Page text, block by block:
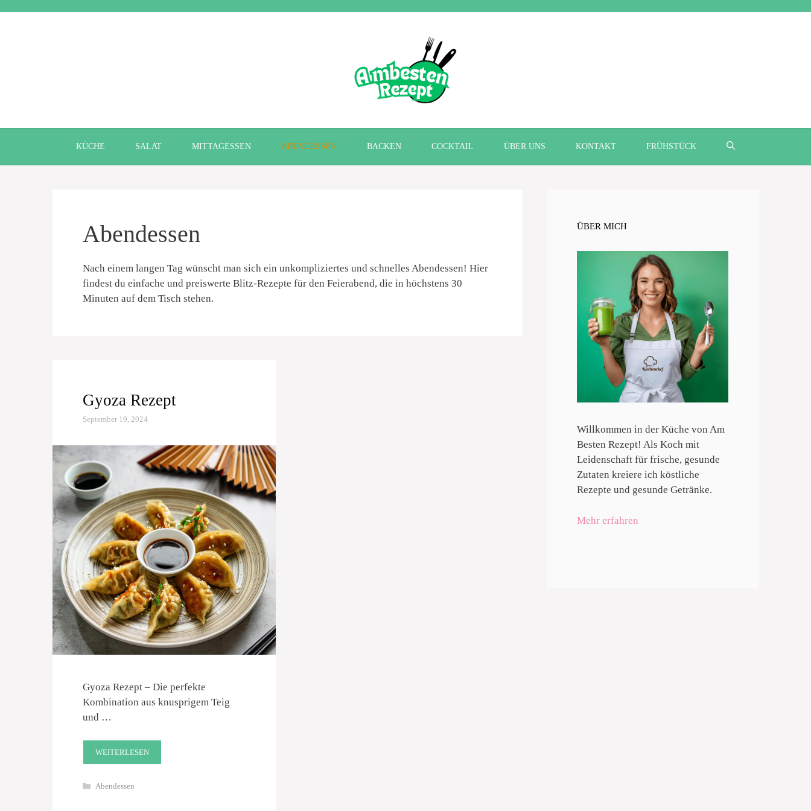
KÜCHE SALAT MITTAGESSEN ABENDESSEN BACKEN COCKTAIL ÜBER UNS KONTAKT FRÜHSTÜCK
Abendessen
Nach einem langen Tag wünscht man sich ein unkompliziertes und schnelles Abendessen! Hier
findest du einfache und preiswerte Blitz-Rezepte für den Feierabend, die in höchstens 30
Minuten auf dem Tisch stehen.
Gyoza Rezept
September 19, 2024
Gyoza Rezept – Die perfekte
Kombination aus knusprigem Teig
und …
WEITERLESEN
Kategorien
Abendessen
ÜBER MICH
Willkommen in der Küche von Am
Besten Rezept! Als Koch mit
Leidenschaft für frische, gesunde
Zutaten kreiere ich köstliche
Rezepte und gesunde Getränke.
Mehr erfahren